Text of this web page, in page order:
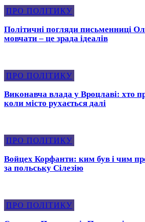
ПРО ПОЛІТИКУ
Політичні погляди письменниці
мовчати – це зрада ідеалів
ПРО ПОЛІТИКУ
Виконавча влада у Вроцлаві: хто
коли місто рухається далі
ПРО ПОЛІТИКУ
Войцех Корфанти: ким був і чим
за польську Сілезію
ПРО ПОЛІТИКУ